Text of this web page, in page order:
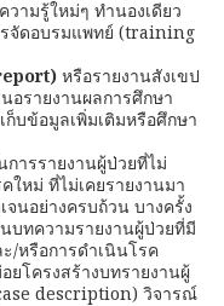
วามรู้ใหม่ๆ ทำนองเดียว
จัดอบรมแพทย์ (training
หรือรายงานสังเขป
รายงานผลการศึกษา
บข้อมูลเพิ่มเติมหรือศึกษา
การรายงานผู้ป่วยที่ไม่
ใหม่ ที่ไม่เคยรายงานมา
นอย่างครบถ้วน บางครั้ง
บทความรายงานผู้ป่วยที่มี
หรือการดำเนินโรค
โครงสร้างบทรายงานผู้
description) วิจารณ์